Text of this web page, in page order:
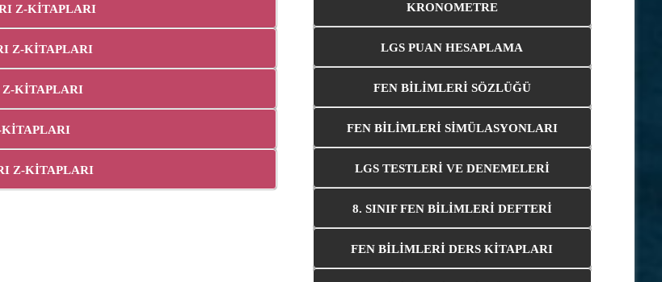
Z-KİTAPLARI
Z-KİTAPLARI
Z-KİTAPLARI
KİTAPLARI
Z-KİTAPLARI
KRONOMETRE
LGS PUAN HESAPLAMA
FEN BİLİMLERİ SÖZLÜĞÜ
FEN BİLİMLERİ SİMÜLASYONLARI
LGS TESTLERİ VE DENEMELERİ
8. SINIF FEN BİLİMLERİ DEFTERİ
FEN BİLİMLERİ DERS KİTAPLARI